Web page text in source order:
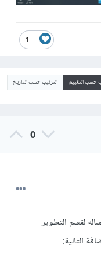
1
حسب التقييم الترتيب حسب التاريخ
0
لقسم التطوير
التالية: